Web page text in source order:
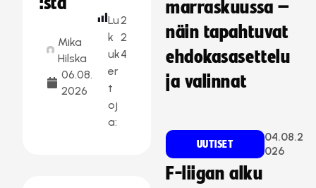
Mika
Hilska
06.08.
2026
Lu
k
uk
er
t
oj
a:
2
2
4
marraskuussa –
näin tapahtuvat
ehdokasasettelu
ja valinnat
UUTISET
04.08.2
026
F-liigan alku